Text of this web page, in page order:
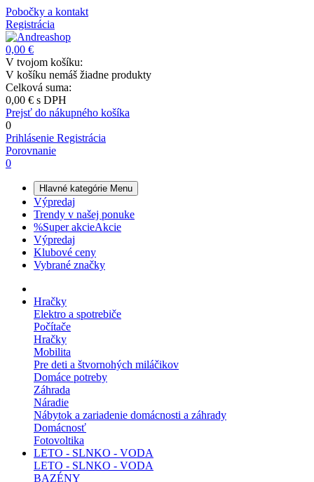
Pobočky a kontakt
Registrácia
0,00 €
V tvojom košíku:
V košíku nemáš žiadne produkty
Celková suma:
0,00 € s DPH
Prejsť do nákupného košíka
0
Prihlásenie Registrácia
Porovnanie
0
Hlavné kategórie Menu
Výpredaj
Trendy v našej ponuke
%Super akcieAkcie
Výpredaj
Klubové ceny
Vybrané značky
Hračky
Elektro a spotrebiče
Počítače
Hračky
Mobilita
Pre deti a štvornohých miláčikov
Domáce potreby
Záhrada
Náradie
Nábytok a zariadenie domácnosti a záhrady
Domácnosť
Fotovoltika
LETO - SLNKO - VODA
LETO - SLNKO - VODA
BAZÉNY